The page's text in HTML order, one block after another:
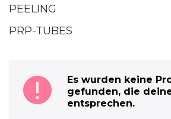
PEELING
PRP-TUBES
Es wurden keine
gefunden, die
entsprechen.